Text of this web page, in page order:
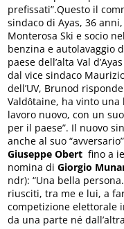
prefissati”.Questo il
sindaco di Ayas, 36
Monterosa Ski e socio
benzina e autolavaggio
paese dell’alta Val
dal vice sindaco
dell’UV, Brunod
Valdôtaine, ha vinto una
lavoro nuovo, con un
per il paese”. Il nuovo
anche al suo
Giuseppe Obert fino a
nomina diGiorgio
ndr): “Una bella
riusciti, tra me e lui, a
competizione elettorale
da una parte né